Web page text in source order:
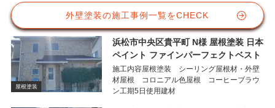
外壁塗装の施工事例一覧をCHECK
屋根塗装
浜松市中央区貴平町 N様 屋根塗装 日本
ペイント ファインパーフェクトベスト
施工内容屋根塗装 シーリング屋根材・外壁
材屋根 コロニアル色屋根 コーヒーブラウ
ン工期5日使用建材